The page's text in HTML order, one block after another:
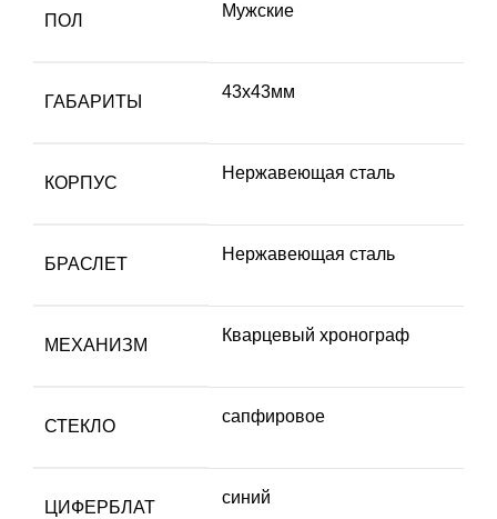
ПОЛ
Мужские
ГАБАРИТЫ
43х43мм
КОРПУС
Нержавеющая сталь
БРАСЛЕТ
Нержавеющая сталь
МЕХАНИЗМ
Кварцевый хронограф
СТЕКЛО
сапфировое
ЦИФЕРБЛАТ
синий